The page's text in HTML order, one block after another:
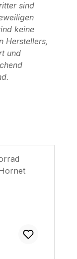
sind
keine
Herstellers,
und